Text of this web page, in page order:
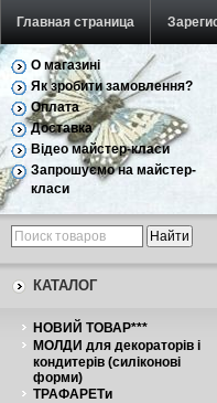
Главная страница
Обратная связь
О магазині
Як зробити замовлення?
Оплата
Доставка
Відео майстер-класи
Запрошуємо на майстер-
класи
КАТАЛОГ
НОВИЙ ТОВАР***
МОЛДИ для декораторів і
кондитерів (силіконові
форми)
ТРАФАРЕТи